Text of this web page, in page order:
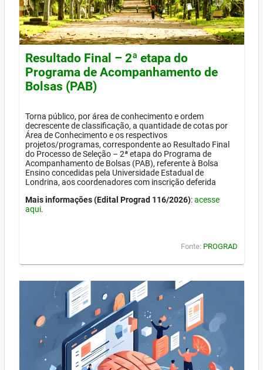
Resultado Final – 2ª etapa do
Programa de Acompanhamento de
Bolsas (PAB)
Torna público, por área de conhecimento e ordem
decrescente de classificação, a quantidade de cotas por
Área de Conhecimento e os respectivos
projetos/programas, correspondente ao Resultado Final
do Processo de Seleção – 2ª etapa do Programa de
Acompanhamento de Bolsas (PAB), referente à Bolsa
Ensino concedidas pela Universidade Estadual de
Londrina, aos coordenadores com inscrição deferida
Mais informações (Edital Prograd 116/2026):acesse
aqui.
Fonte: PROGRAD